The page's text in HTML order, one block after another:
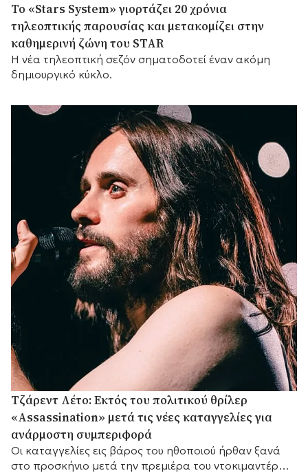
Το «Stars System» γιορτάζει 20 χρόνια
τηλεοπτικής παρουσίας και μετακομίζει στην
καθημερινή ζώνη του STAR
Η νέα τηλεοπτική σεζόν σηματοδοτεί έναν ακόμη
δημιουργικό κύκλο.
Τζάρεντ Λέτο: Εκτός του πολιτικού θρίλερ
«Assassination» μετά τις νέες καταγγελίες για
ανάρμοστη συμπεριφορά
Οι καταγγελίες εις βάρος του ηθοποιού ήρθαν ξανά
στο προσκήνιο μετά την πρεμιέρα του ντοκιμαντέρ